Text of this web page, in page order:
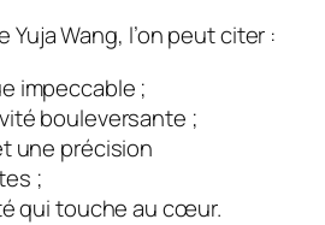
Yuja Wang, l’on peut citer :
impeccable ;
bouleversante ;
une précision
;
qui touche au cœur.